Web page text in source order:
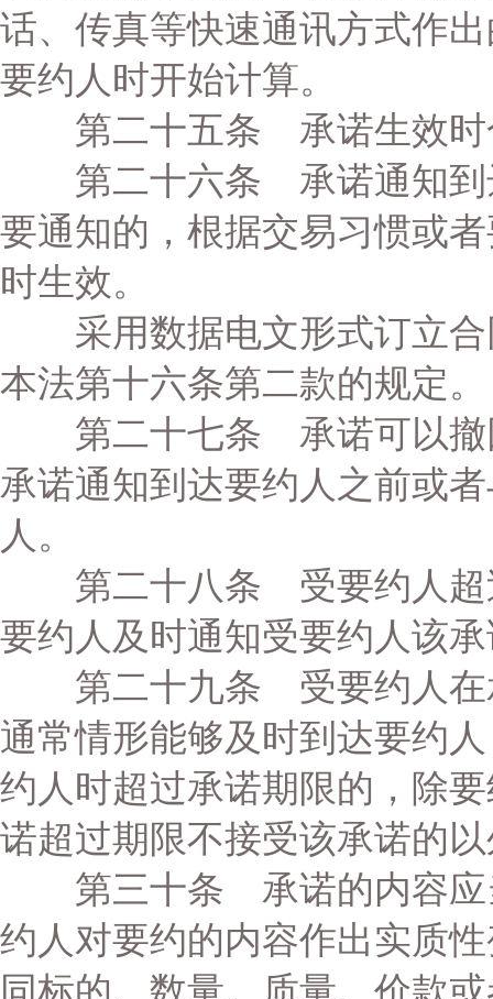
话、传真等快速通讯方式作
要约人时开始计算。
第二十五条 承诺生效时
第二十六条 承诺通知到
要通知的，根据交易习惯或
时生效。
采用数据电文形式订立合
本法第十六条第二款的规定。
第二十七条 承诺可以撤
承诺通知到达要约人之前或
人。
第二十八条 受要约人超
要约人及时通知受要约人该
第二十九条 受要约人在
通常情形能够及时到达要约
约人时超过承诺期限的，除
诺超过期限不接受该承诺的
第三十条 承诺的内容应
约人对要约的内容作出实质
同标的、数量、质量、价款